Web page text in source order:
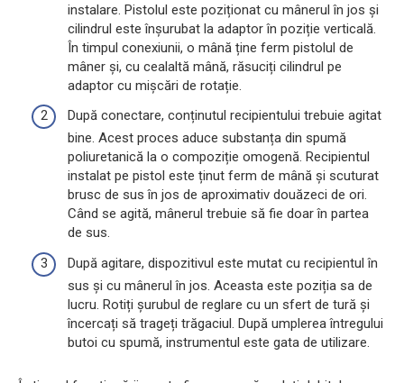
instalare. Pistolul este poziționat cu mânerul în jos și
cilindrul este înșurubat la adaptor în poziție verticală.
În timpul conexiunii, o mână ține ferm pistolul de
mâner și, cu cealaltă mână, răsuciți cilindrul pe
adaptor cu mișcări de rotație.
După conectare, conținutul recipientului trebuie agitat
bine. Acest proces aduce substanța din spumă
poliuretanică la o compoziție omogenă. Recipientul
instalat pe pistol este ținut ferm de mână și scuturat
brusc de sus în jos de aproximativ douăzeci de ori.
Când se agită, mânerul trebuie să fie doar în partea
de sus.
După agitare, dispozitivul este mutat cu recipientul în
sus și cu mânerul în jos. Aceasta este poziția sa de
lucru. Rotiți șurubul de reglare cu un sfert de tură și
încercați să trageți trăgaciul. După umplerea întregului
butoi cu spumă, instrumentul este gata de utilizare.